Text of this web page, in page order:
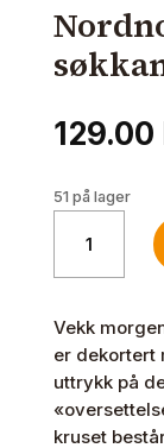
129.00
51 på lager
Krus
"Du
no
søkkanes
fin"
antall
Vekk
er dekortert
uttrykk på
kruset